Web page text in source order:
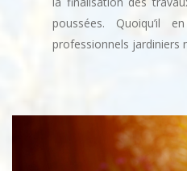
poussées. Quoiqu’il
professionnels jardiniers